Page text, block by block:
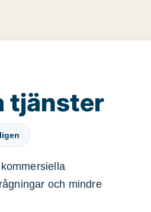
tjänster
och mindre